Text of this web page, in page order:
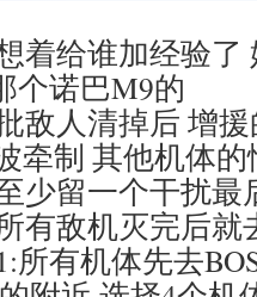
着给谁加经验了
个诺巴M9的
敌人清掉后 增
牵制 其他机体
少留一个干扰最
有敌机灭完后就
所有机体先去